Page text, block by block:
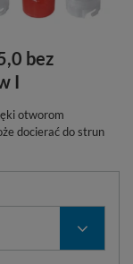
bez
I
otworom
docierać do strun